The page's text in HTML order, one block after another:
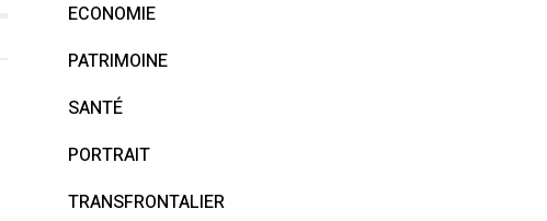
ECONOMIE
PATRIMOINE
SANTÉ
PORTRAIT
TRANSFRONTALIER